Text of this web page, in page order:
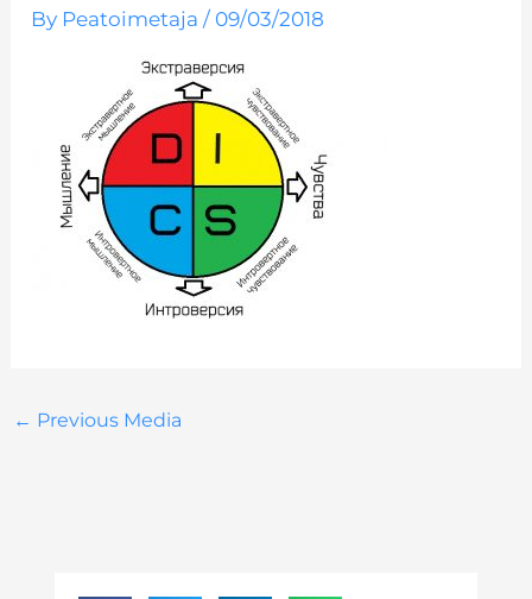
By Peatoimetaja/ 09/03/2018
← Previous Media